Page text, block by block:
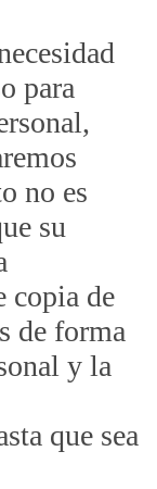
para
no es
su
copia de
de forma
y la
que sea